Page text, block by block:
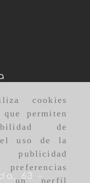
cookies
permiten
de
el uso de la
un perfil
63 -